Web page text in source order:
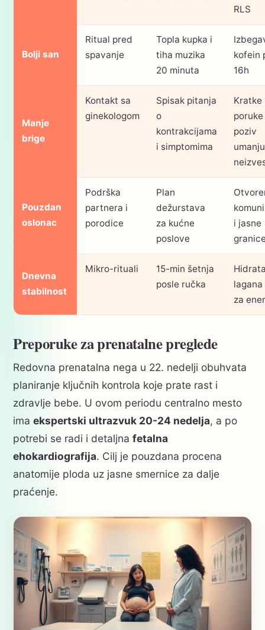
RLS
Bolji san
Ritual pred
spavanje
Topla kupka i
tiha muzika
20 minuta
kofein
16h
Manje
brige
Kontakt sa
ginekologom
Spisak pitanja
o
kontrakcijama
i simptomima
Kratke
poziv
Pouzdan
oslonac
Podrška
partnera i
porodice
Plan
dežurstava
za kućne
poslove
i jasne
Dnevna
stabilnost
Mikro-rituali
15-min šetnja
posle ručka
za
Preporuke za prenatalne preglede
Redovna prenatalna nega u 22. nedelji obuhvata
planiranje ključnih kontrola koje prate rast i
zdravlje bebe. U ovom periodu centralno mesto
ima ekspertski ultrazvuk 20-24 nedelja, a po
potrebi se radi i detaljna fetalna
ehokardiografija. Cilj je pouzdana procena
anatomije ploda uz jasne smernice za dalje
praćenje.